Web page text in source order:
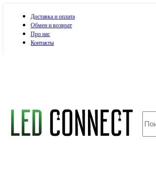
Доставка и оплата
Обмен и возврат
Про нас
Контакты